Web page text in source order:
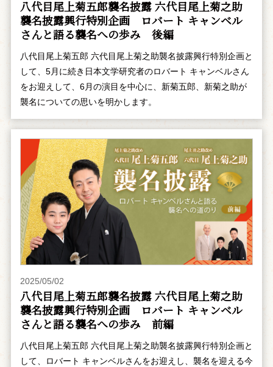
八代目尾上菊五郎襲名披露 六代目尾上菊之助
襲名披露興行特別企画 ――ロバート キャンベル
さんと語る襲名への歩み 後編
八代目尾上菊五郎 六代目尾上菊之助襲名披露興行特別企画と
して、5月に続き日本文学研究者のロバート キャンベルさん
をお迎えして、6月の演目を中心に、新菊五郎、新菊之助が
襲名についての思いを明かします。
2025/05/02
八代目尾上菊五郎襲名披露 六代目尾上菊之助
襲名披露興行特別企画 ――ロバート キャンベル
さんと語る襲名への歩み 前編
八代目尾上菊五郎 六代目尾上菊之助襲名披露興行特別企画と
して、ロバート キャンベルさんをお迎えし、襲名を迎える今